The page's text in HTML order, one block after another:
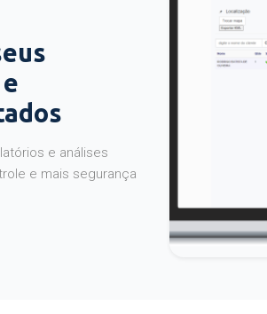
e análises
e mais segurança